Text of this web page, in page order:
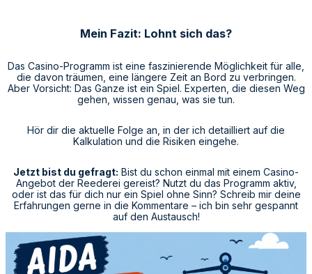
Mein Fazit: Lohnt sich das?
Das Casino-Programm ist eine faszinierende Möglichkeit für alle,
die davon träumen, eine längere Zeit an Bord zu verbringen.
Aber Vorsicht: Das Ganze ist ein Spiel. Experten, die diesen Weg
gehen, wissen genau, was sie tun.
Hör dir die aktuelle Folge an, in der ich detailliert auf die
Kalkulation und die Risiken eingehe.
Jetzt bist du gefragt: Bist du schon einmal mit einem Casino-
Angebot der Reederei gereist? Nutzt du das Programm aktiv,
oder ist das für dich nur ein Spiel ohne Sinn? Schreib mir deine
Erfahrungen gerne in die Kommentare – ich bin sehr gespannt
auf den Austausch!